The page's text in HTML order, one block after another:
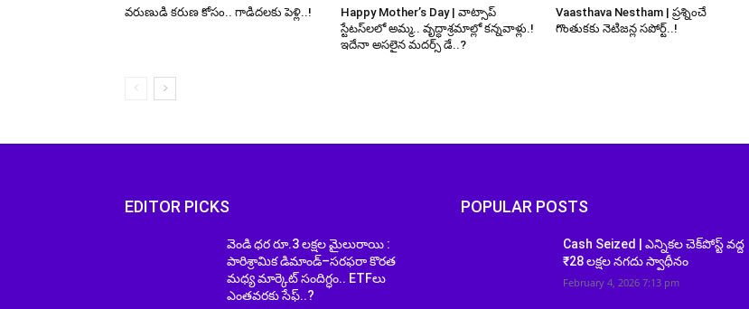
వరుణుడి కరుణ కోసం.. గాడిదలకు పెళ్లి..!
Happy Mother’s Day | వాట్సాప్
స్టేటస్‌లలో అమ్మ.. వృద్ధాశ్రమాల్లో కన్నవాళ్లు.!
ఇదేనా అసలైన మదర్స్ డే..?
Vaasthava Nestham | ప్రశ్నించే
గొంతుకకు నెటిజన్ల సపోర్ట్..!
EDITOR PICKS
వెండి ధర రూ.3 లక్షల మైలురాయి :
పారిశ్రామిక డిమాండ్–సరఫరా కొరత
మధ్య మార్కెట్ సందిగ్ధం.. ETFలు
ఎంతవరకు సేఫ్..?
POPULAR POSTS
Cash Seized | ఎన్నికల చెక్‌పోస్ట్ వద్ద
₹28 లక్షల నగదు స్వాధీనం
February 4, 2026 7:13 pm